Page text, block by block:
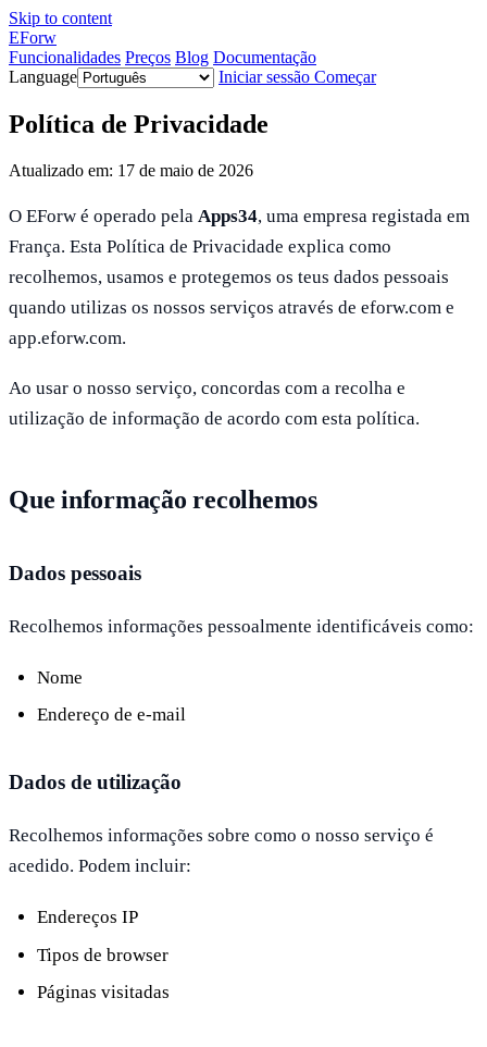
Skip to content
EForw
Funcionalidades Preços Blog Documentação
Language
Iniciar sessão Começar
Política de Privacidade
Atualizado em: 17 de maio de 2026
O EForw é operado pela Apps34, uma empresa registada em
França. Esta Política de Privacidade explica como
recolhemos, usamos e protegemos os teus dados pessoais
quando utilizas os nossos serviços através de eforw.com e
app.eforw.com.
Ao usar o nosso serviço, concordas com a recolha e
utilização de informação de acordo com esta política.
Que informação recolhemos
Dados pessoais
Recolhemos informações pessoalmente identificáveis como:
Nome
Endereço de e-mail
Dados de utilização
Recolhemos informações sobre como o nosso serviço é
acedido. Podem incluir:
Endereços IP
Tipos de browser
Páginas visitadas